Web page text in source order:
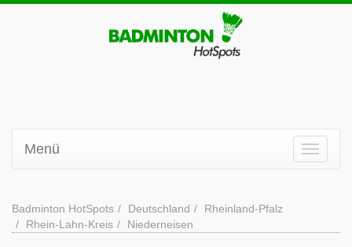
Menü
Badminton HotSpots Deutschland
Rheinland-Pfalz
Rhein-Lahn-Kreis
Niederneisen